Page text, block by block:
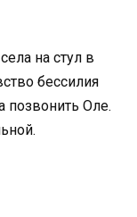
на стул в
бессилия
позвонить Оле.